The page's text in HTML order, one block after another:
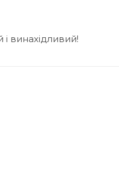
винахідливий!